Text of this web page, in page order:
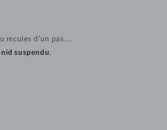
recules d’un pas…
suspendu.